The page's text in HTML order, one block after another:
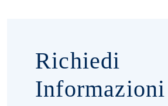
Richiedi
Informazioni